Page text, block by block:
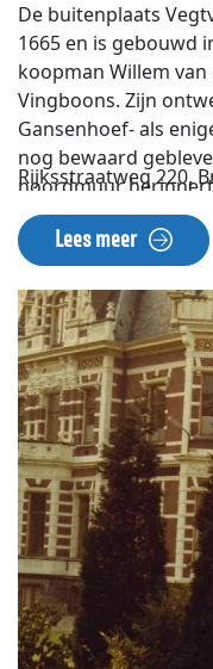
De buitenplaats
1665 en is gebouwd
koopman Willem
Vingboons. Zijn
Gansenhoef- als
nog bewaard
noordmuur
het rampjaar 1672/
weg verbeterde en
langzamere
verbouwd en werd
verplaatst naar de
eerdere voordeur
huis gebouwd. Een
veranderingen die
onder invloed van
verbeterde transportweg. Voor het huis
zandstenen beelden
Rijksstraatweg 220,
Lees meer